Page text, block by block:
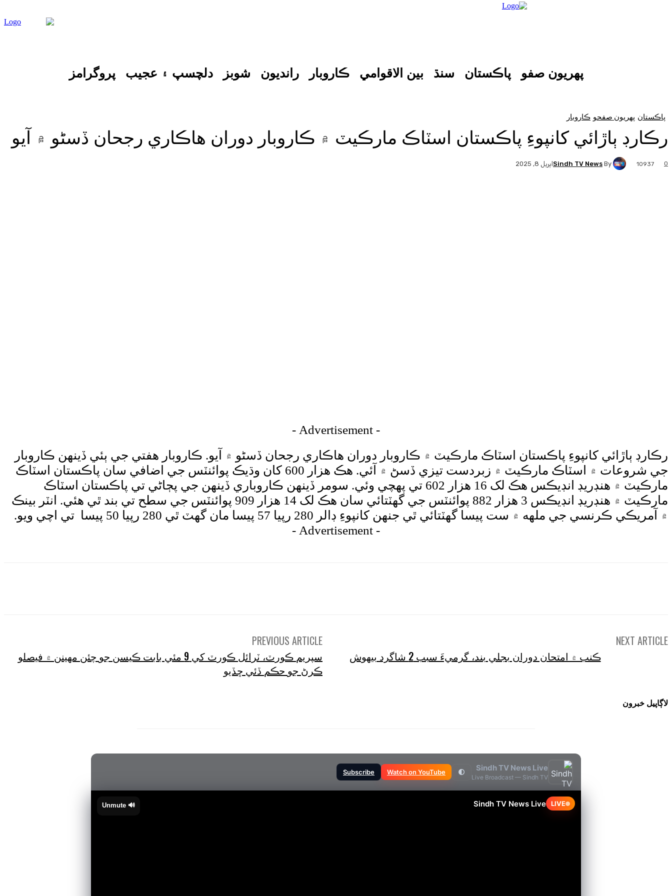
پهريون صفو پاڪستان سنڌ بين الاقوامي ڪاروبار رانديون شوبز دلچسپ ۽ عجيب پروگرامز
پاڪستان پهريون صفحو ڪاروبار
رڪارڊ ٻاڙائي کانپوءِ پاڪستان اسٽاڪ مارڪيٽ ۾ ڪاروبار دوران هاڪاري رجحان ڏسڻو ۾ آيو
By
Sindh TV News اپريل 8, 2025 0
10937
- Advertisement -
رڪارڊ ٻاڙائي کانپوءِ پاڪستان اسٽاڪ مارڪيٽ ۾ ڪاروبار دوران هاڪاري رجحان ڏسڻو ۾ آيو. ڪاروبار هفتي جي ٻئي ڏينهن ڪاروبار
جي شروعات ۾ اسٽاڪ مارڪيٽ ۾ زبردست تيزي ڏسڻ ۾ آئي. هڪ هزار 600 کان وڌيڪ پوائنٽس جي اضافي سان پاڪستان اسٽاڪ
مارڪيٽ ۾ هنڊريڊ انڊيڪس هڪ لک 16 هزار 602 تي پهچي وئي. سومر ڏينهن ڪاروباري ڏينهن جي پڄاڻي تي پاڪستان اسٽاڪ
مارڪيٽ ۾ هنڊريڊ انڊيڪس 3 هزار 882 پوائنٽس جي گهٽتائي سان هڪ لک 14 هزار 909 پوائنٽس جي سطح تي بند ٿي هئي. انٽر بينڪ
۾ آمريڪي ڪرنسي جي ملهه ۾ ست پيسا گهٽتائي ٿي جنهن کانپوءِ ڊالر 280 رپيا 57 پيسا مان گهٽ ٿي 280 رپيا 50 پيسا تي اچي ويو.
- Advertisement -
PREVIOUS ARTICLE
سپريم ڪورٽ، ٽرائل ڪورٽ کي 9 مئي بابت ڪيسن جو چئن مهينن ۾ فيصلو
ڪرڻ جو حڪم ڏئي ڇڏيو
NEXT ARTICLE
ڪنب ۾ امتحان دوران بجلي بند، گرميءَ سبب 2 شاگرد بيهوش
لاڳاپيل خبرون
Sindh TV News Live
Live Broadcast — Sindh TV
🌓
Watch on YouTube
Subscribe
LIVE
Sindh TV News Live
🔊 Unmute